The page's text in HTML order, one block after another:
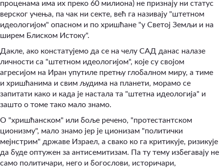
проценама има их преко 60 милиона) не признају ни статус
верског учења, па чак ни секте, већ га називају "штетном
идеологијом" опасном и по хришћане "у Светој Земљи и на
ширем Блиском Истоку".
Дакле, ако констатујемо да се на челу САД данас налазе
личности са "штетном идеологијом", које су својом
агресијом на Иран упутиле претњу глобалном миру, а тиме
и хришћанима и свим људима на планети, морамо се
запитати како и када је настала та "штетна идеологија" и
зашто о томе тако мало знамо.
О "хришћанском" или боље речено, "протестантском
ционизму", мало знамо јер је ционизам "политички
мејнстрим" државе Израел, а свако ко га критикује, ризикује
да буде оптужен за антисемитизам. Па ту тему избегавају не
само политичари, него и богослови, историчари,